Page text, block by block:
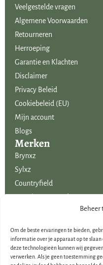
Om de beste ervaringen te bieden,
informatie over je apparaat op te
deze technologieën kunnen wij
verwerken. Als je geen toestemming
Veelgestelde vragen
Algemene Voorwaarden
Retourneren
Herroeping
Garantie en Klachten
Disclaimer
Privacy Beleid
Cookiebeleid (EU)
Mijn account
Blogs
Merken
Brynxz
Sylxz
Countryfield
Uitgelicht voor jou!
Voordelige boeketten
Woondecoraties
Cadeau-artikelen